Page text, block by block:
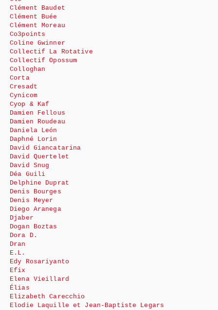
Clément Baudet
Clément Buée
Clément Moreau
Co3points
Coline Gwinner
Collectif La Rotative
Collectif Opossum
Colloghan
Corta
Cresadt
Cynicom
Cyop & Kaf
Damien Fellous
Damien Roudeau
Daniela León
Daphné Lorin
David Giancatarina
David Quertelet
David Snug
Déa Guili
Delphine Duprat
Denis Bourges
Denis Meyer
Diego Aranega
Djaber
Dogan Boztas
Dora D.
Dran
E.L.
Edy Rosariyanto
Efix
Elena Vieillard
Élias
Elizabeth Carecchio
Elodie Laquille et Jean-Baptiste Legars